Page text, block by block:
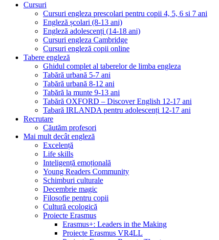
Cursuri
Cursuri engleza prescolari pentru copii 4, 5, 6 si 7 ani
Engleză școlari (8-13 ani)
Engleză adolescenți (14-18 ani)
Cursuri engleza Cambridge
Cursuri engleză copii online
Tabere engleză
Ghidul complet al taberelor de limba engleza
Tabără urbană 5-7 ani
Tabără urbană 8-12 ani
Tabără la munte 9-13 ani
Tabără OXFORD – Discover English 12-17 ani
Tabară IRLANDA pentru adolescenți 12-17 ani
Recrutare
Căutăm profesori
Mai mult decât engleză
Excelență
Life skills
Inteligență emoțională
Young Readers Community
Schimburi culturale
Decembrie magic
Filosofie pentru copii
Cultură ecologică
Proiecte Erasmus
Erasmus+: Leaders in the Making
Proiecte Erasmus VR4LL